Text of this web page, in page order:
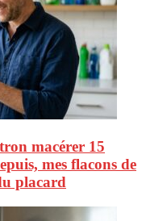
macérer 15
mes flacons de
placard